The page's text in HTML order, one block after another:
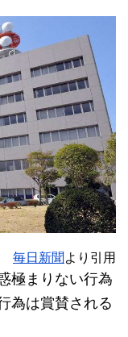
毎日新聞 より引用
極まりない行為
為は賞賛される